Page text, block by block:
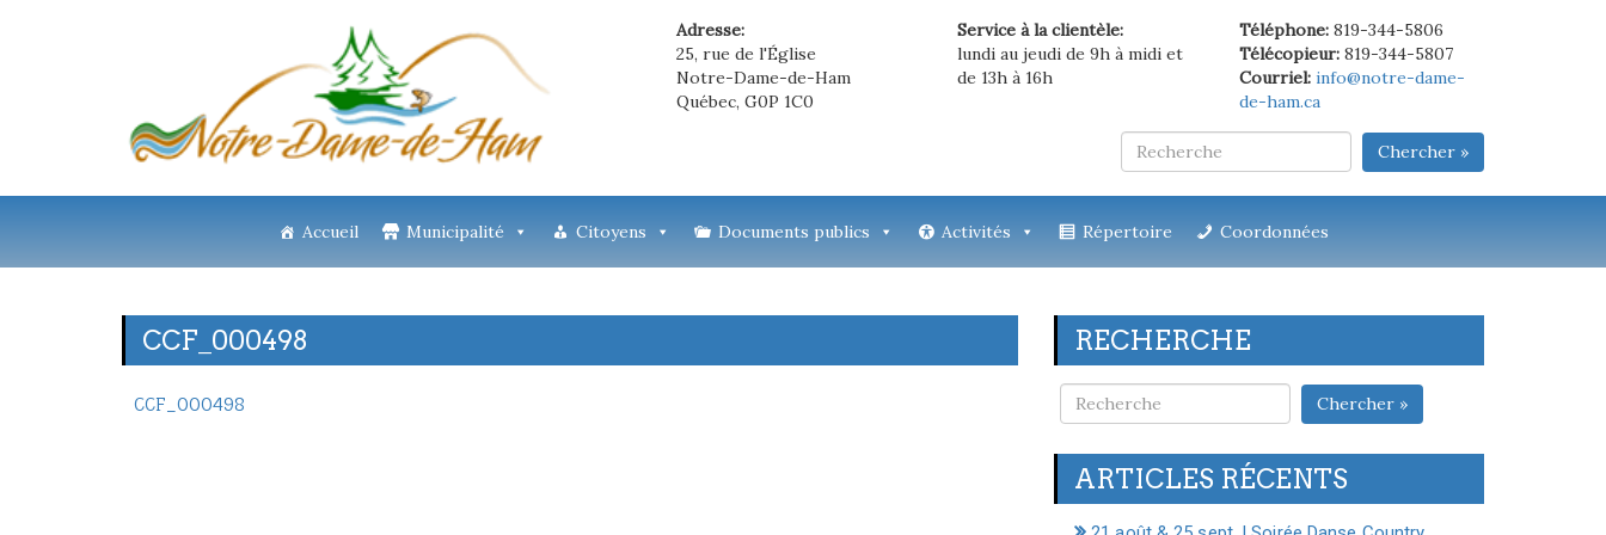
Adresse:
25, rue de l'Église
Notre-Dame-de-Ham
Québec, G0P 1C0
Service à la clientèle:
lundi au jeudi de 9h à midi et
de 13h à 16h
Téléphone:819-344-5806
Télécopieur:819-344-5807
Courriel: info@notre-dame-
de-ham.ca
Chercher »
Accueil Municipalité Citoyens Documents publics Activités Répertoire Coordonnées
CCF_000498
CCF_000498
RECHERCHE
Chercher »
ARTICLES RÉCENTS